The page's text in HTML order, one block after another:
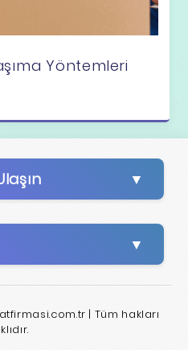
Yöntemleri
| Tüm hakları